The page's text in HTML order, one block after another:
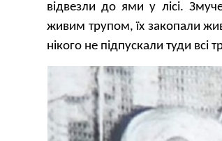
відвезли до ями у лісі.
живим трупом, їх закопали
нікого не підпускали туди всі